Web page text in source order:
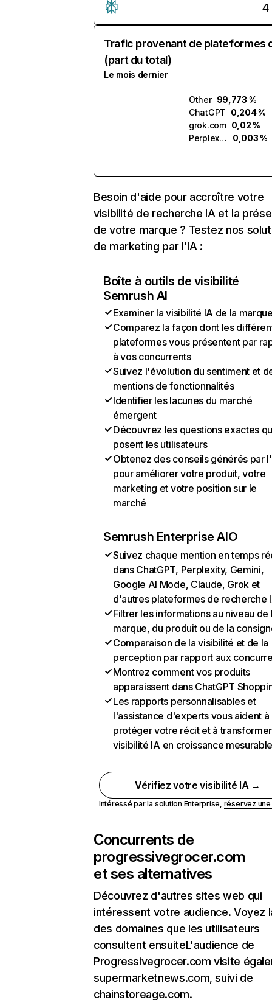
4
Trafic provenant de plateformes
(part du total)
Le mois dernier
Other 99,773 %
ChatGPT 0,204 %
grok.com 0,02 %
Perplexity
0,003 %
Besoin d'aide pour accroître votre
visibilité de recherche IA et la
de votre marque ? Testez nos
de marketing par l'IA :
Boîte à outils de visibilité
Semrush AI
Examiner la visibilité IA de la
Comparez la façon dont les
plateformes vous présentent par
à vos concurrents
Suivez l'évolution du sentiment et
mentions de fonctionnalités
Identifier les lacunes du marché
émergent
Découvrez les questions exactes
posent les utilisateurs
Obtenez des conseils générés par
pour améliorer votre produit, votre
marketing et votre position sur le
marché
Semrush Enterprise AIO
Suivez chaque mention en temps
dans ChatGPT, Perplexity, Gemini,
Google AI Mode, Claude, Grok et
d'autres plateformes de recherche
Filtrer les informations au niveau de
marque, du produit ou de la
Comparaison de la visibilité et de la
perception par rapport aux
Montrez comment vos produits
apparaissent dans ChatGPT
Les rapports personnalisables et
l'assistance d'experts vous aident à
protéger votre récit et à
visibilité IA en croissance
Vérifiez votre visibilité IA →
Intéressé par la solution Enterprise, réservez
Concurrents de
progressivegrocer.com
et ses alternatives
Découvrez d'autres sites web qui
intéressent votre audience. Voyez
des domaines que les utilisateurs
consultent ensuiteL'audience de
Progressivegrocer.com visite
supermarketnews.com, suivi de
chainstoreage.com.